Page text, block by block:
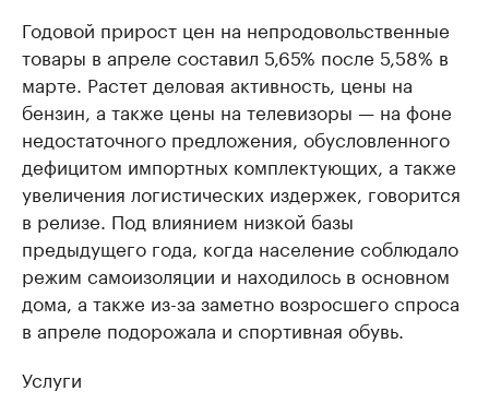
Годовой прирост цен на непродовольственные
товары в апреле составил 5,65% после 5,58% в
марте. Растет деловая активность, цены на
бензин, а также цены на телевизоры — на фоне
недостаточного предложения, обусловленного
дефицитом импортных комплектующих, а также
увеличения логистических издержек, говорится
в релизе. Под влиянием низкой базы
предыдущего года, когда население соблюдало
режим самоизоляции и находилось в основном
дома, а также из-за заметно возросшего спроса
в апреле подорожала и спортивная обувь.
Услуги